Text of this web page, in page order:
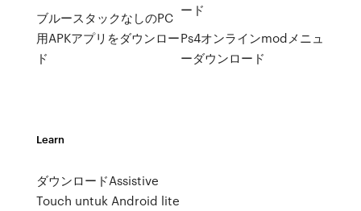
ブルースタックなしのPC
用APKアプリをダウンロー
ド
ード
Ps4オンラインmodメニュ
ーダウンロード
Learn
ダウンロードAssistive
Touch untuk Android lite